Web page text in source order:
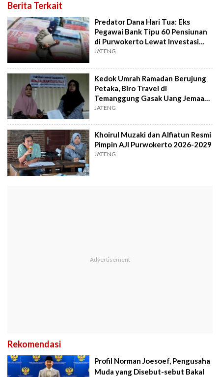
Berita Terkait
Predator Dana Hari Tua: Eks
Pegawai Bank Tipu 60 Pensiunan
di Purwokerto Lewat Investasi
Bodong
JATENG
Kedok Umrah Ramadan Berujung
Petaka, Biro Travel di
Temanggung Gasak Uang Jemaah
hingga Rp3 Miliar
JATENG
Khoirul Muzaki dan Alfiatun Resmi
Pimpin AJI Purwokerto 2026-2029
JATENG
Rekomendasi
Profil Norman Joesoef, Pengusaha
Muda yang Disebut-sebut Bakal